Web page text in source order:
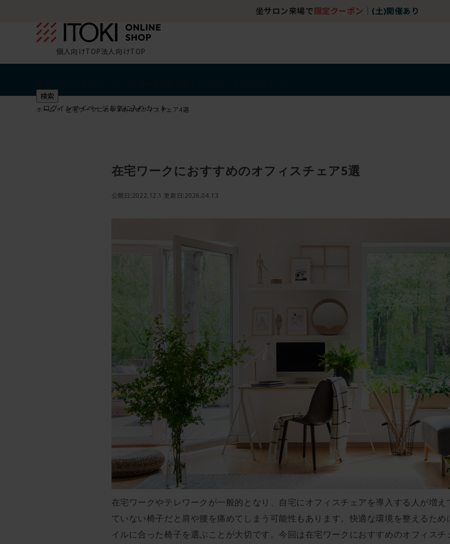
坐サロン来場で 限定クーポン (土)開催あり
個人向けTOP法人向けTOP
検索
ログインマイページお気に入りカート
ホーム 在宅ワークにおすすめのオフィスチェア4選
在宅ワークにおすすめのオフィスチェア5選
公開日:2022.12.1 更新日:2026.04.13
在宅ワークやテレワークが一般的となり、自宅にオフィスチェアを導入する人が増
ていない椅子だと肩や腰を痛めてしまう可能性もあります。快適な環境を整えるた
イルに合った椅子を選ぶことが大切です。今回は在宅ワークにおすすめのオフィス